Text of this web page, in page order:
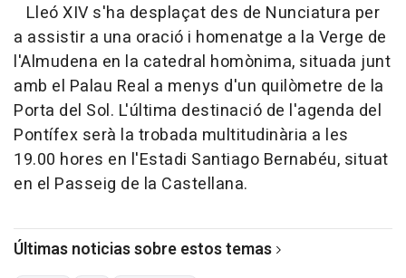
Lleó XIV s'ha desplaçat des de Nunciatura per
a assistir a una oració i homenatge a la Verge de
l'Almudena en la catedral homònima, situada junt
amb el Palau Real a menys d'un quilòmetre de la
Porta del Sol. L'última destinació de l'agenda del
Pontífex serà la trobada multitudinària a les
19.00 hores en l'Estadi Santiago Bernabéu, situat
en el Passeig de la Castellana.
Últimas noticias sobre estos temas